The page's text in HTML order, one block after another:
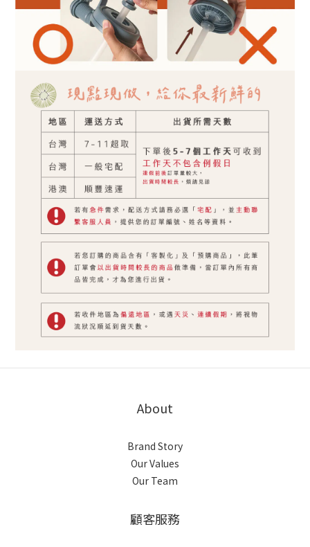
About
Brand Story
Our Values
Our Team
顧客服務